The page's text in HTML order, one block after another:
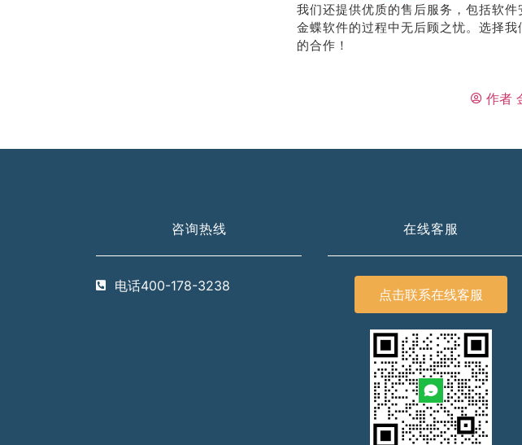
我们还提供优质的售后服务，包括软
金蝶软件的过程中无后顾之忧。选择
的合作！
作者
咨询热线
电话400-178-3238
在线客服
点击联系在线客服